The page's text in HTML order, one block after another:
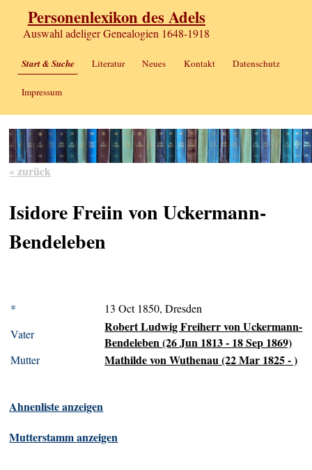
Personenlexikon des Adels
Auswahl adeliger Genealogien 1648-1918
Start & Suche Literatur Neues Kontakt Datenschutz
Impressum
« zurück
Isidore Freiin von Uckermann-
Bendeleben
*
13 Oct 1850, Dresden
Vater
Robert Ludwig Freiherr von Uckermann-
Bendeleben (26 Jun 1813 - 18 Sep 1869)
Mutter Mathilde von Wuthenau (22 Mar 1825 - )
Ahnenliste anzeigen
Mutterstamm anzeigen